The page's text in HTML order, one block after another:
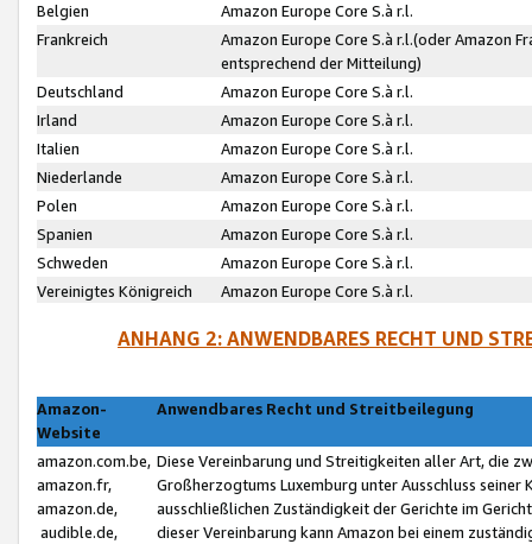
Belgien
Amazon Europe Core S.à r.l.
Frankreich
Amazon Europe Core S.à r.l.(oder Amazon
entsprechend der Mitteilung)
Deutschland
Amazon Europe Core S.à r.l.
Irland
Amazon Europe Core S.à r.l.
Italien
Amazon Europe Core S.à r.l.
Niederlande
Amazon Europe Core S.à r.l.
Polen
Amazon Europe Core S.à r.l.
Spanien
Amazon Europe Core S.à r.l.
Schweden
Amazon Europe Core S.à r.l.
Vereinigtes Königreich
Amazon Europe Core S.à r.l.
ANHANG 2: ANWENDBARES RECHT UND
Amazon-
Website
Anwendbares Recht und Streitbeilegung
amazon.com.be,
amazon.fr,
amazon.de,
audible.de,
Diese Vereinbarung und Streitigkeiten aller Art, die
Großherzogtums Luxemburg unter Ausschluss
ausschließlichen Zuständigkeit der Gerichte im
dieser Vereinbarung kann Amazon bei einem